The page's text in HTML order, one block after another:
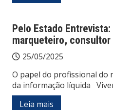
Pelo Estado
marqueteiro,
25/05/2025
O papel do profissional do
da informação líquida
Leia mais